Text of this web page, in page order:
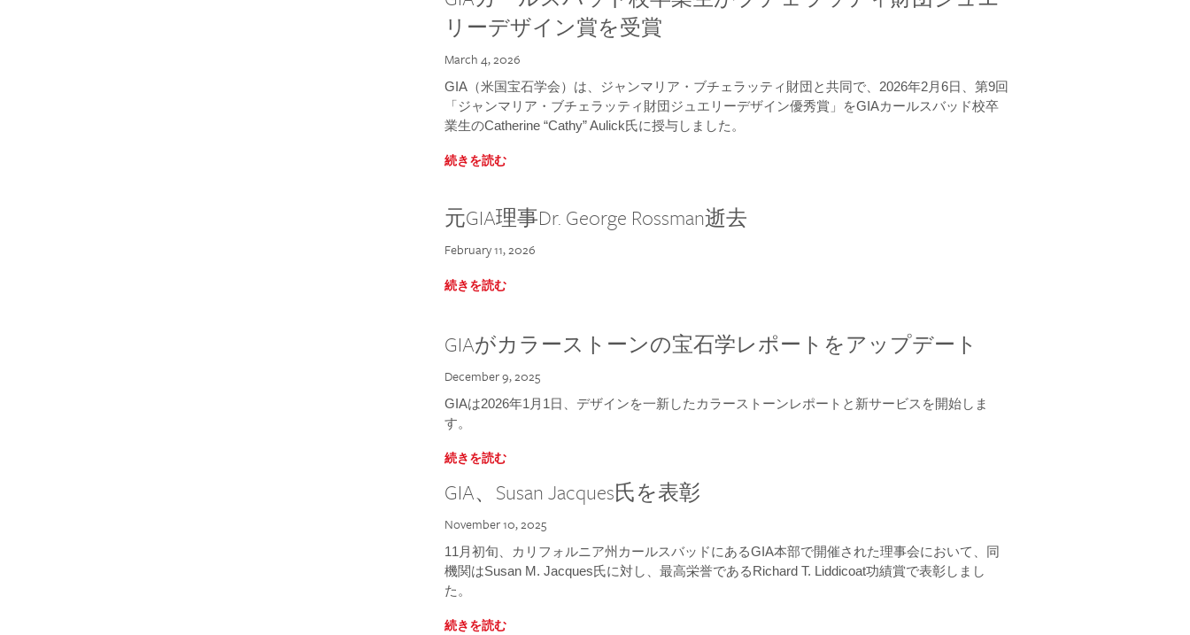
リーデザイン賞を受賞
March 4, 2026
GIA（米国宝石学会）は、ジャンマリア・ブチェラッティ財団と共同で、2026年2月6日、第9回
「ジャンマリア・ブチェラッティ財団ジュエリーデザイン優秀賞」をGIAカールスバッド校卒
業生のCatherine “Cathy” Aulick氏に授与しました。
続きを読む
元GIA理事Dr. George Rossman逝去
February 11, 2026
続きを読む
GIAがカラーストーンの宝石学レポートをアップデート
December 9, 2025
GIAは2026年1月1日、デザインを一新したカラーストーンレポートと新サービスを開始しま
す。
続きを読む
GIA、Susan Jacques氏を表彰
November 10, 2025
11月初旬、カリフォルニア州カールスバッドにあるGIA本部で開催された理事会において、同
機関はSusan M. Jacques氏に対し、最高栄誉であるRichard T. Liddicoat功績賞で表彰しまし
た。
続きを読む